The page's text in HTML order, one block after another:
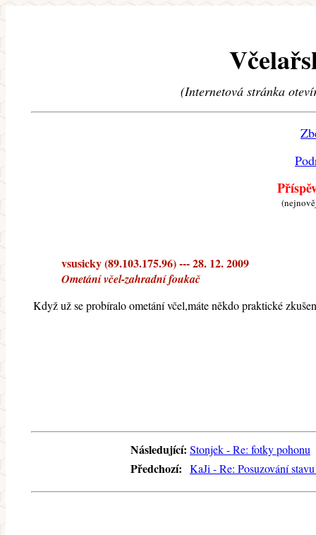
(Internetová stránka
vsusicky (89.103.175.96) --- 28. 12. 2009
Ometání včel-zahradní foukač
Když už se probíralo ometání včel,máte někdo praktické
Následující: Stonjek - Re: fotky pohonu
Předchozí: KaJi - Re: Posuzování